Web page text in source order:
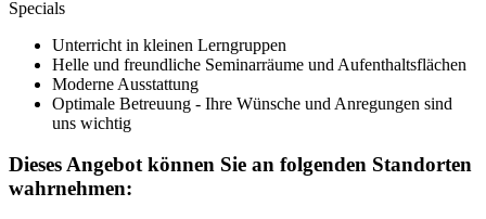
Specials
Unterricht in kleinen Lerngruppen
Helle und freundliche Seminarräume und Aufenthaltsflächen
Moderne Ausstattung
Optimale Betreuung - Ihre Wünsche und Anregungen sind
uns wichtig
Dieses Angebot können Sie an folgenden Standorten
wahrnehmen: